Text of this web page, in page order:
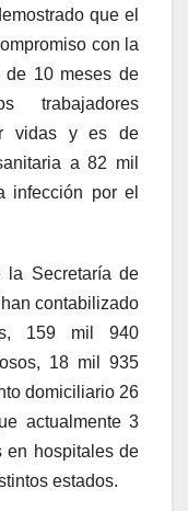
que el
con la
de 10 meses de
trabajadores
vidas y es de
a 82 mil
infección por el
la Secretaría de
contabilizado
159 mil 940
18 mil 935
domiciliario 26
actualmente 3
en hospitales de
estados.